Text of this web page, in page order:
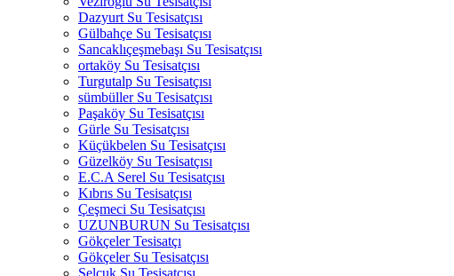
Dazyurt Su Tesisatçısı
Gülbahçe Su Tesisatçısı
Sancaklıçeşmebaşı Su Tesisatçısı
ortaköy Su Tesisatçısı
Turgutalp Su Tesisatçısı
sümbüller Su Tesisatçısı
Paşaköy Su Tesisatçısı
Gürle Su Tesisatçısı
Küçükbelen Su Tesisatçısı
Güzelköy Su Tesisatçısı
E.C.A Serel Su Tesisatçısı
Kıbrıs Su Tesisatçısı
Çeşmeci Su Tesisatçısı
UZUNBURUN Su Tesisatçısı
Gökçeler Tesisatçı
Gökçeler Su Tesisatçısı
Selçuk Su Tesisatçısı